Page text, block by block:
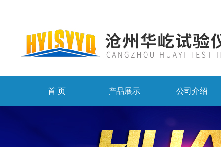
首 页 产品展示 公司介绍